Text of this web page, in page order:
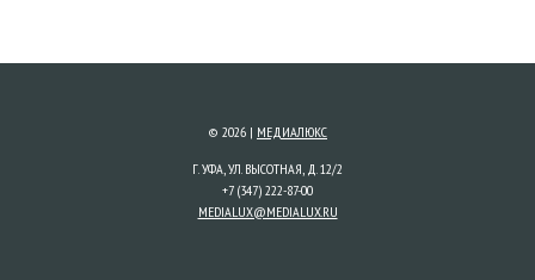
© 2026 | МЕДИАЛЮКС
Г. УФА, УЛ. ВЫСОТНАЯ, Д. 12/2
+7 (347) 222-87-00
MEDIALUX@MEDIALUX.RU